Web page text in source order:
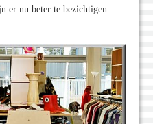
er nu beter te bezichtigen